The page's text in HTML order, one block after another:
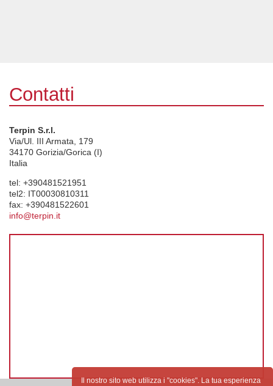
Contatti
Terpin S.r.l.
Via/Ul. III Armata, 179
34170 Gorizia/Gorica (I)
Italia
tel: +390481521951
tel2: IT00030810311
fax: +390481522601
info@terpin.it
Il nostro sito web utilizza i "cookies". La tua esperienza